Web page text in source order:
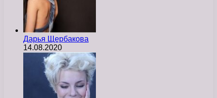
Дарья Щербакова
14.08.2020